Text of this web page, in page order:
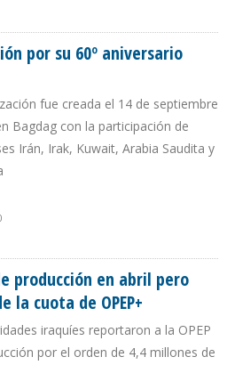
por su 60º aniversario
fue creada el 14 de septiembre
Bagdag con la participación de
Irán, Irak, Kuwait, Arabia Saudita y
producción en abril pero
la cuota de OPEP+
iraquíes reportaron a la OPEP
por el orden de 4,4 millones de